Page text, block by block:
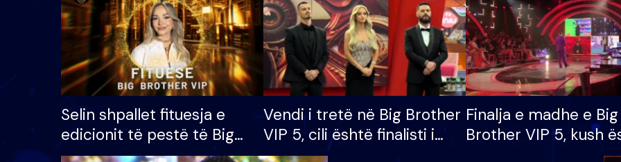
Selin shpallet fituesja e
edicionit të pestë të Big
Brother VIP, rrëmben
Vendi i tretë në Big Brother
VIP 5, cili është finalisti i
radhës që lë shtëpinë
Finalja e madhe e Big
Brother VIP 5, kush
banori i parë që lë